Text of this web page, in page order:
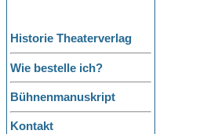
Historie Theaterverlag
Wie bestelle ich?
Bühnenmanuskript
Kontakt